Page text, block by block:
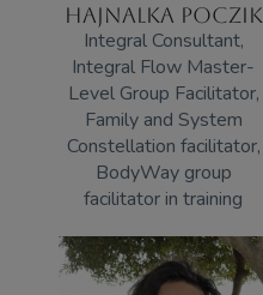
HAJNALKA POCZIK
Integral Consultant,
Integral Flow Master-
Level Group Facilitator,
Family and System
Constellation facilitator,
BodyWay group
facilitator in training